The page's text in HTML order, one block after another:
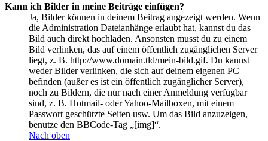
Kann ich Bilder in meine Beiträge einfügen?
Ja, Bilder können in deinem Beitrag angezeigt werden. Wenn
die Administration Dateianhänge erlaubt hat, kannst du das
Bild auch direkt hochladen. Ansonsten musst du zu einem
Bild verlinken, das auf einem öffentlich zugänglichen Server
liegt, z. B. http://www.domain.tld/mein-bild.gif. Du kannst
weder Bilder verlinken, die sich auf deinem eigenen PC
befinden (außer es ist ein öffentlich zugänglicher Server),
noch zu Bildern, die nur nach einer Anmeldung verfügbar
sind, z. B. Hotmail- oder Yahoo-Mailboxen, mit einem
Passwort geschützte Seiten usw. Um das Bild anzuzeigen,
benutze den BBCode-Tag „[img]“.
Nach oben